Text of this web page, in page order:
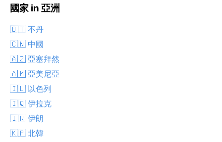
國家 in 亞洲
🇧🇹 不丹
🇨🇳 中國
🇦🇿 亞塞拜然
🇦🇲 亞美尼亞
🇮🇱 以色列
🇮🇶 伊拉克
🇮🇷 伊朗
🇰🇵 北韓